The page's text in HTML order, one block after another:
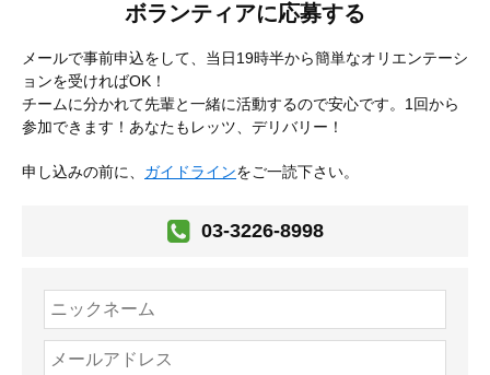
ボランティアに応募する
メールで事前申込をして、当日19時半から簡単なオリエンテーシ
ョンを受ければOK！
チームに分かれて先輩と一緒に活動するので安心です。1回から
参加できます！あなたもレッツ、デリバリー！
申し込みの前に、 ガイドラインをご一読下さい。
03-3226-8998